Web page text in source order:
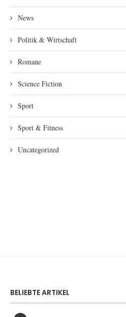
News
Politik & Wirtschaft
Romane
Science Fiction
Sport
Sport & Fitness
Uncategorized
BELIEBTE ARTIKEL